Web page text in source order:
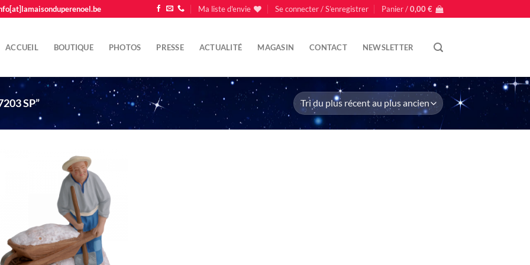
Ma liste d'envie Se connecter / S’enregistrer Panier /0,00€
ACCUEIL BOUTIQUE PHOTOS PRESSE ACTUALITÉ MAGASIN CONTACT NEWSLETTER
SP”
Ajouter
à la liste
d'envie